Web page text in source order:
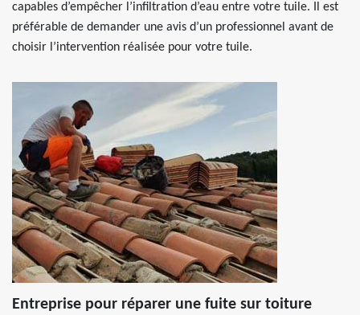
capables d’empêcher l’infiltration d’eau entre votre tuile. Il est
préférable de demander une avis d’un professionnel avant de
choisir l’intervention réalisée pour votre tuile.
Entreprise pour réparer une fuite sur toiture